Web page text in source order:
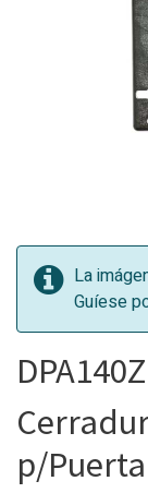
La
Guíese
p/